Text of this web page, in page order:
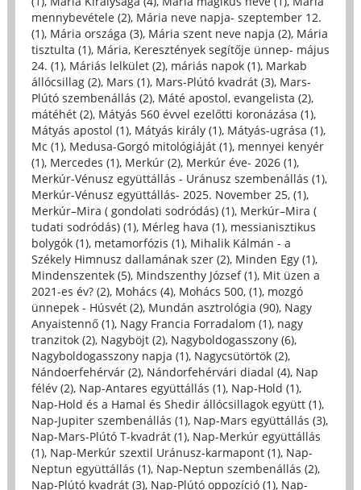
mennybevétele (2), Mária neve napja- szeptember 12.
(1), Mária országa (3), Mária szent neve napja (2), Mária
tisztulta (1), Mária, Keresztények segítője ünnep- május
24. (1), Máriás lelkület (2), máriás napok (1), Markab
állócsillag (2), Mars (1), Mars-Plútó kvadrát (3), Mars-
Plútó szembenállás (2), Máté apostol, evangelista (2),
mátéhét (2), Mátyás 560 évvel ezelőtti koronázása (1),
Mátyás apostol (1), Mátyás király (1), Mátyás-ugrása (1),
Mc (1), Medusa-Gorgó mitológiáját (1), mennyei kenyér
(1), Mercedes (1), Merkúr (2), Merkúr éve- 2026 (1),
Merkúr-Vénusz együttállás - Uránusz szembenállás (1),
Merkúr-Vénusz együttállás- 2025. November 25, (1),
Merkúr–Mira ( gondolati sodródás) (1), Merkúr–Mira (
tudati sodródás) (1), Mérleg hava (1), messianisztikus
bolygók (1), metamorfózis (1), Mihalik Kálmán - a
Székely Himnusz dallamának szer (2), Minden Egy (1),
Mindenszentek (5), Mindszenthy József (1), Mit üzen a
2021-es év? (2), Mohács (4), Mohács 500, (1), mozgó
ünnepek - Húsvét (2), Mundán asztrológia (90), Nagy
Anyaistennő (1), Nagy Francia Forradalom (1), nagy
tranzitok (2), Nagyböjt (2), Nagyboldogasszony (6),
Nagyboldogasszony napja (1), Nagycsütörtök (2),
Nándoerfehérvár (2), Nándorfehérvári diadal (4), Nap
félév (2), Nap-Antares együttállás (1), Nap-Hold (1),
Nap-Hold és a Hamal és Shedir állócsillagok együtt (1),
Nap-Jupiter szembenállás (1), Nap-Mars együttállás (3),
Nap-Mars-Plútó T-kvadrát (1), Nap-Merkúr együttállás
(1), Nap-Merkúr szextil Uránusz-karmapont (1), Nap-
Neptun együttállás (1), Nap-Neptun szembenállás (2),
Nap-Plútó kvadrát (3), Nap-Plútó oppozíció (1), Nap-